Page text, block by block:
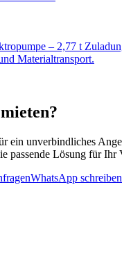
– 2,77 t
Materialtransport.
ein unverbindliches
passende Lösung für Ihr
WhatsApp schreiben